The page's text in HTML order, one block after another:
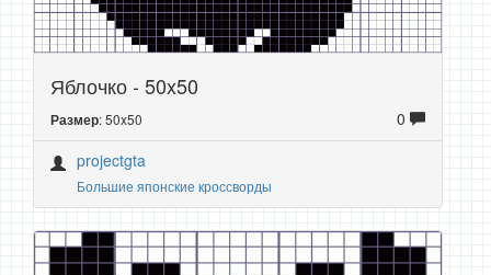
Яблочко - 50x50
Размер: 50x50
0
projectgta
Большие японские кроссворды